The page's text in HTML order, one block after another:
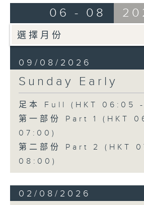
06 - 08
09/08/2026
Sunday Early
足本 Full (HKT 06:05
第一部份 Part 1 (HKT
07:00)
第二部份 Part 2 (HKT
08:00)
02/08/2026